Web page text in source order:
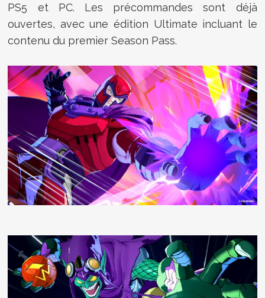
PS5 et PC. Les précommandes sont déjà
ouvertes, avec une édition Ultimate incluant le
contenu du premier Season Pass.